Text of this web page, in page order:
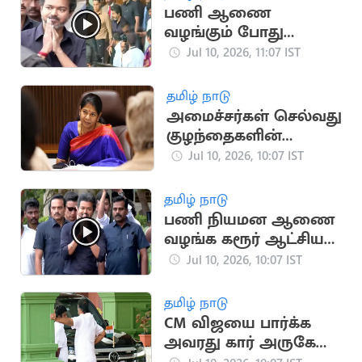
பணி ஆணை
வழங்கும் போது
முதலமைச்சர் கதறி
Jul 10, 2026, 11:07 IST
தமிழ் நாடு
அமைச்சர்கள் செல்வது
குழந்தைகளின்
மனநிலையை
கனிமொழி
Jul 10, 2026, 10:07 IST
தமிழ் நாடு
பணி நியமன ஆணை
வழங்க கரூர் ஆட்சியர்
அலுவலகம் சென்ற
Jul 10, 2026, 10:07 IST
தமிழ் நாடு
CM விஜயை பார்க்க
அவரது கார் அருகே